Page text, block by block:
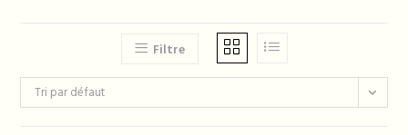
Filtre
Tri par défaut